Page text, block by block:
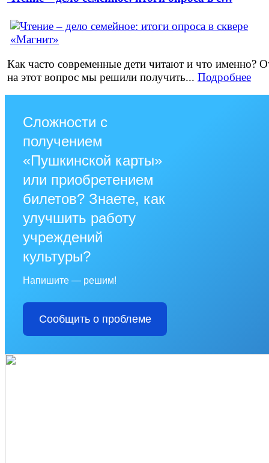
Как часто современные дети читают и что именно?
на этот вопрос мы решили получить... Подробнее
Сложности с
получением
«Пушкинской карты»
или приобретением
билетов? Знаете, как
улучшить работу
учреждений
культуры?
Напишите — решим!
Сообщить о проблеме